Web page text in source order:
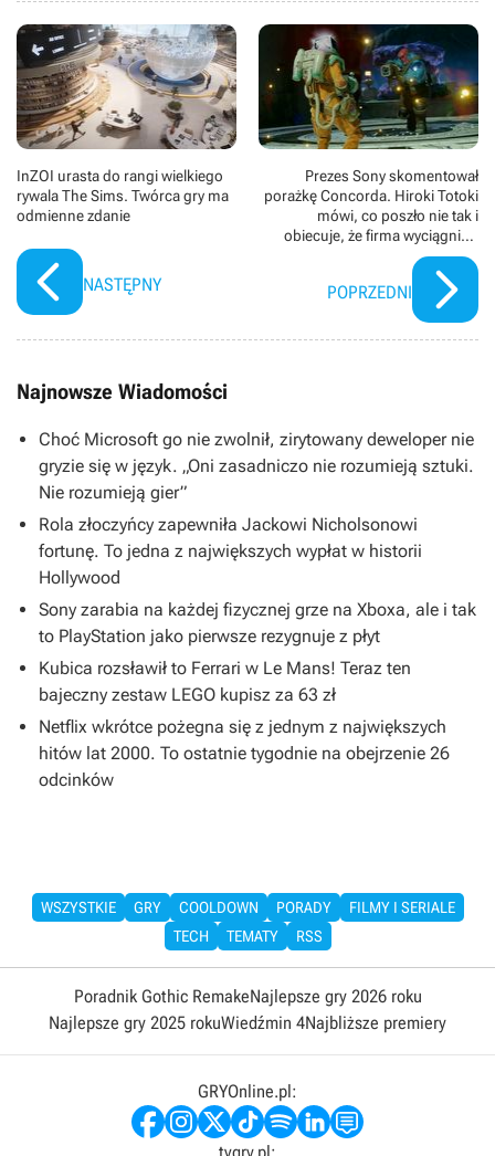
InZOI urasta do rangi wielkiego
rywala The Sims. Twórca gry ma
odmienne zdanie
NASTĘPNY
Prezes Sony skomentował
porażkę Concorda. Hiroki Totoki
mówi, co poszło nie tak i
obiecuje, że firma wyciągnie z
tego wnioski
POPRZEDNI
Najnowsze Wiadomości
Choć Microsoft go nie zwolnił, zirytowany deweloper nie
gryzie się w język. „Oni zasadniczo nie rozumieją sztuki.
Nie rozumieją gier”
Rola złoczyńcy zapewniła Jackowi Nicholsonowi
fortunę. To jedna z największych wypłat w historii
Hollywood
Sony zarabia na każdej fizycznej grze na Xboxa, ale i tak
to PlayStation jako pierwsze rezygnuje z płyt
Kubica rozsławił to Ferrari w Le Mans! Teraz ten
bajeczny zestaw LEGO kupisz za 63 zł
Netflix wkrótce pożegna się z jednym z największych
hitów lat 2000. To ostatnie tygodnie na obejrzenie 26
odcinków
WSZYSTKIE GRY COOLDOWN PORADY
FILMY I SERIALE
TECH
TEMATY RSS
Poradnik Gothic RemakeNajlepsze gry 2026 roku
Najlepsze gry 2025 rokuWiedźmin 4Najbliższe premiery
GRYOnline.pl:
tvgry.pl: